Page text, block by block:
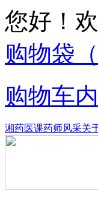
您好！
购物袋 （
购物车
湘药医课药师风采关